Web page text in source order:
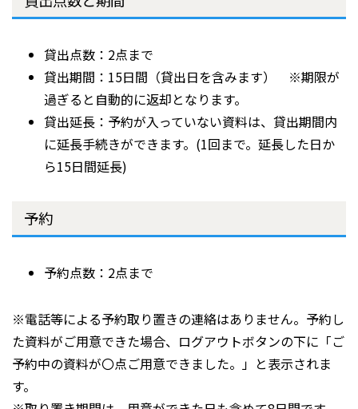
貸出点数：2点まで
貸出期間：15日間（貸出日を含みます） ※期限が
過ぎると自動的に返却となります。
貸出延長：予約が入っていない資料は、貸出期間内
に延長手続きができます。(1回まで。延長した日か
ら15日間延長)
予約
予約点数：2点まで
※電話等による予約取り置きの連絡はありません。予約し
た資料がご用意できた場合、ログアウトボタンの下に「ご
予約中の資料が〇点ご用意できました。」と表示されま
す。